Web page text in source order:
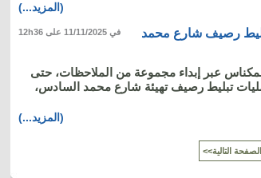
(المزيد...)
رصيف شارع محمد
عبر إبداء مجموعة من الملاحظات، حتى
تبليط رصيف تهيئة شارع محمد السادس،
(المزيد...)
في 11/11/2025 على 12h36
<<الصفحة التالية